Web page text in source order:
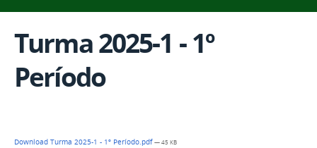
Turma 2025-1 - 1º
Período
Download Turma 2025-1 - 1º Período.pdf— 45 KB